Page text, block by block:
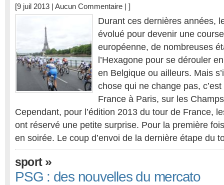
[9 juil 2013 | Aucun Commentaire | ]
Durant ces dernières années,
évolué pour devenir une
européenne, de nombreuses
l’Hexagone pour se dérouler
en Belgique ou ailleurs. Mais
chose qui ne change pas,
France à Paris, sur les
Cependant, pour l’édition 2013 du tour de France,
ont réservé une petite surprise. Pour la première
en soirée. Le coup d’envoi de la dernière étape du
sport»
PSG : des nouvelles du mercato